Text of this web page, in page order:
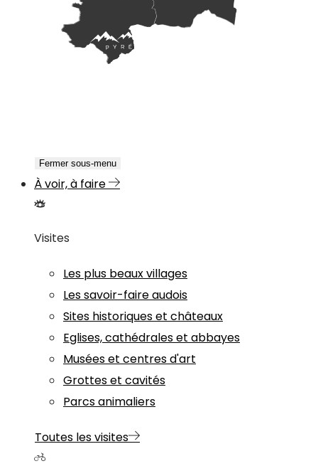
Fermer sous-menu
À voir, à faire
Visites
Les plus beaux villages
Les savoir-faire audois
Sites historiques et châteaux
Eglises, cathédrales et abbayes
Musées et centres d'art
Grottes et cavités
Parcs animaliers
Toutes les visites